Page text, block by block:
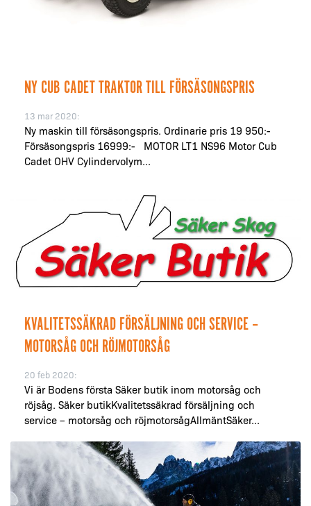
NY CUB CADET TRAKTOR TILL FÖRSÄSONGSPRIS
13 mar 2020:
Ny maskin till försäsongspris. Ordinarie pris 19 950:-
Försäsongspris 16999:- MOTOR LT1 NS96 Motor Cub
Cadet OHV Cylindervolym...
KVALITETSSÄKRAD FÖRSÄLJNING OCH SERVICE –
MOTORSÅG OCH RÖJMOTORSÅG
20 feb 2020:
Vi är Bodens första Säker butik inom motorsåg och
röjsåg. Säker butikKvalitetssäkrad försäljning och
service – motorsåg och röjmotorsågAllmäntSäker...